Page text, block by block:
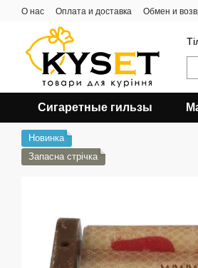
Перейти к основному контенту
О нас Оплата и доставка Обмен и
Сигаретные гильзы
Новинка
Запасна стрічка